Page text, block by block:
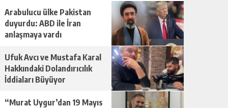
Arabulucu ülke Pakistan
duyurdu: ABD ile İran
anlaşmaya vardı
Ufuk Avcı ve Mustafa Karal
Hakkındaki Dolandırıcılık
İddiaları Büyüyor
“Murat Uygur’dan 19 Mayıs